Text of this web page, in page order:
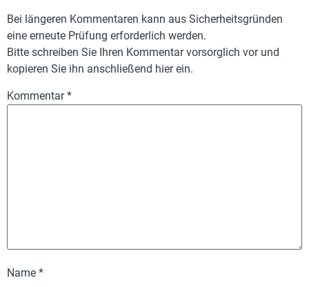
Bei längeren Kommentaren kann aus Sicherheitsgründen
eine erneute Prüfung erforderlich werden.
Bitte schreiben Sie Ihren Kommentar vorsorglich vor und
kopieren Sie ihn anschließend hier ein.
Kommentar*
Name *